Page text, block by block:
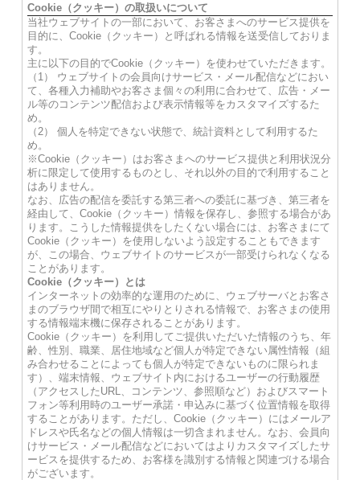
Cookie（クッキー）の取扱いについて
当社ウェブサイトの一部において、お客さまへのサービス提供を
目的に、Cookie（クッキー）と呼ばれる情報を送受信しておりま
す。
主に以下の目的でCookie（クッキー）を使わせていただきます。
（1） ウェブサイトの会員向けサービス・メール配信などにおい
て、各種入力補助やお客さま個々の利用に合わせて、広告・メー
ル等のコンテンツ配信および表示情報等をカスタマイズするた
め。
（2） 個人を特定できない状態で、統計資料として利用するた
め。
※Cookie（クッキー）はお客さまへのサービス提供と利用状況分
析に限定して使用するものとし、それ以外の目的で利用すること
はありません。
なお、広告の配信を委託する第三者への委託に基づき、第三者を
経由して、Cookie（クッキー）情報を保存し、参照する場合があ
ります。こうした情報提供をしたくない場合には、お客さまにて
Cookie（クッキー）を使用しないよう設定することもできます
が、この場合、ウェブサイトのサービスが一部受けられなくなる
ことがあります。
Cookie（クッキー）とは
インターネットの効率的な運用のために、ウェブサーバとお客さ
まのブラウザ間で相互にやりとりされる情報で、お客さまの使用
する情報端末機に保存されることがあります。
Cookie（クッキー）を利用してご提供いただいた情報のうち、年
齢、性別、職業、居住地域など個人が特定できない属性情報（組
み合わせることによっても個人が特定できないものに限られま
す）、端末情報、ウェブサイト内におけるユーザーの行動履歴
（アクセスしたURL、コンテンツ、参照順など）およびスマート
フォン等利用時のユーザー承諾・申込みに基づく位置情報を取得
することがあります。ただし、Cookie（クッキー）にはメールア
ドレスや氏名などの個人情報は一切含まれません。なお、会員向
けサービス・メール配信などにおいてはよりカスタマイズしたサ
ービスを提供するため、お客様を識別する情報と関連づける場合
がございます。